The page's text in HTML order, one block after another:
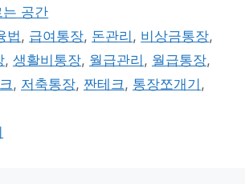
는 공간
법, 급여통장, 돈관리 , 비상금통장,
, 생활비통장, 월급관리 , 월급통장,
, 저축통장, 짠테크, 통장쪼개기 ,